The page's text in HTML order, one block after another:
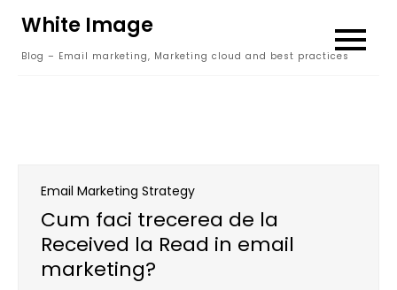
content
White Image
Blog – Email marketing, Marketing cloud and best practices
Email Marketing Strategy
Cum faci trecerea de la
Received la Read in email
marketing?